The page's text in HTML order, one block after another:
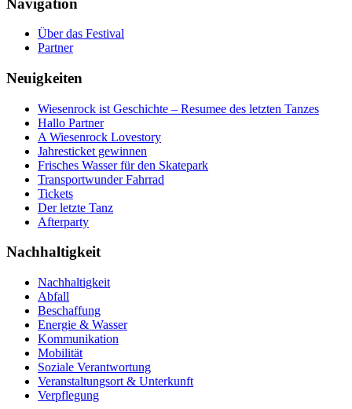
Über das Festival
Partner
Neuigkeiten
Wiesenrock ist Geschichte – Resumee des letzten Tanzes
Hallo Partner
A Wiesenrock Lovestory
Jahresticket gewinnen
Frisches Wasser für den Skatepark
Transportwunder Fahrrad
Tickets
Der letzte Tanz
Afterparty
Nachhaltigkeit
Nachhaltigkeit
Abfall
Beschaffung
Energie & Wasser
Kommunikation
Mobilität
Soziale Verantwortung
Veranstaltungsort & Unterkunft
Verpflegung